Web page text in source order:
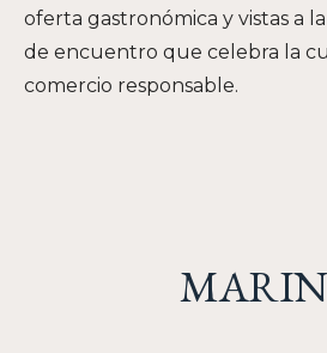
oferta gastronómica y vistas a
de encuentro que celebra la
comercio responsable.